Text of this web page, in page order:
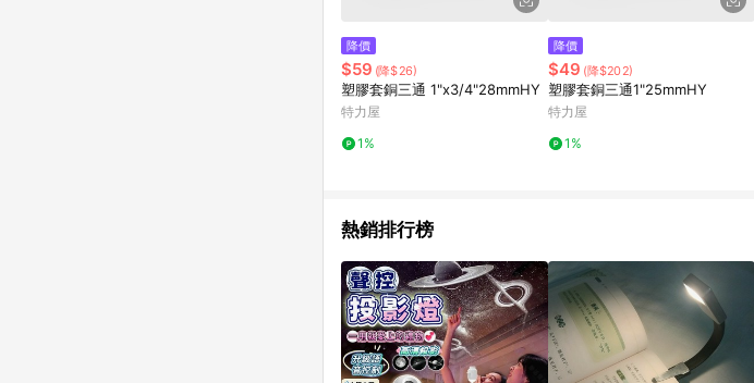
降價
$59 (降$26)
塑膠套銅三通 1"x3/4"28mmHY
特力屋
1%
降價
$49 (降$202)
塑膠套銅三通1"25mmHY
特力屋
1%
熱銷排行榜